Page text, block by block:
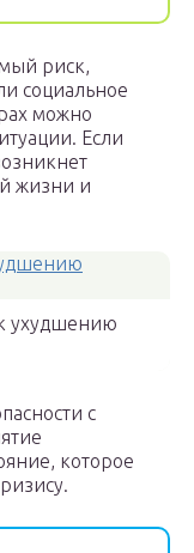
риск,
социальное
можно
Если
жизни и
ухудшению
с
которое